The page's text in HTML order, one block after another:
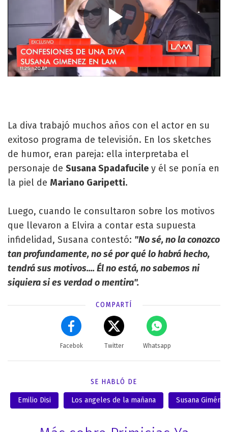
La diva trabajó muchos años con el actor en su
exitoso programa de televisión. En los sketches
de humor, eran pareja: ella interpretaba el
personaje de Susana Spadafucile y él se ponía en
la piel de Mariano Garipetti.
Luego, cuando le consultaron sobre los motivos
que llevaron a Elvira a contar esta supuesta
infidelidad, Susana contestó: "No sé, no la conozco
tan profundamente, no sé por qué lo habrá hecho,
tendrá sus motivos.... Él no está, no sabemos ni
siquiera si es verdad o mentira".
COMPARTÍ
Facebok Twitter Whatsapp
SE HABLÓ DE
Emilio Disi Los angeles de la mañana Susana